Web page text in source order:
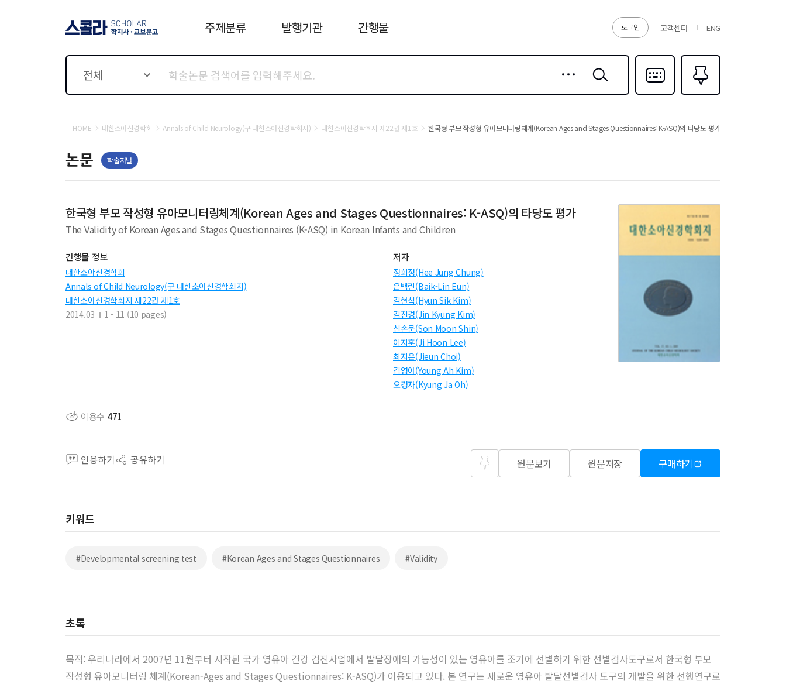
로그인 고객센터 ENG
주제분류 발행기관 간행물
전체
검색
다국어입력
즐겨찾기0
HOME 대한소아신경학회 Annals of Child Neurology(구 대한소아신경학회지) 대한소아신경학회지 제22권 제1호 한국형 부모 작성형 유아모니터링체계(Korean Ages and Stages Questionnaires: K-ASQ)의 타당도 평가
논문 학술저널
한국형 부모 작성형 유아모니터링체계(Korean Ages and Stages Questionnaires: K-ASQ)의 타당도 평가
The Validity of Korean Ages and Stages Questionnaires (K-ASQ) in Korean Infants and Children
간행물 정보
대한소아신경학회
Annals of Child Neurology(구 대한소아신경학회지)
대한소아신경학회지 제22권 제1호
2014.03
1 - 11 (10 pages)
저자
정희정(Hee Jung Chung)
은백린(Baik-Lin Eun)
김현식(Hyun Sik Kim)
김진경(Jin Kyung Kim)
신손문(Son Moon Shin)
이지훈(Ji Hoon Lee)
최지은(Jieun Choi)
김영아(Young Ah Kim)
오경자(Kyung Ja Oh)
이용수 471
인용하기 공유하기 원문보기 원문저장 구매하기
키워드
#Developmental screening test #Korean Ages and Stages Questionnaires #Validity
초록
목적: 우리나라에서 2007년 11월부터 시작된 국가 영유아 건강 검진사업에서 발달장애의 가능성이 있는 영유아를 조기에 선별하기 위한 선별검사도구로서 한국형 부모
작성형 유아모니터링 체계(Korean-Ages and Stages Questionnaires: K-ASQ)가 이용되고 있다. 본 연구는 새로운 영유아 발달선별검사 도구의 개발을 위한 선행연구로